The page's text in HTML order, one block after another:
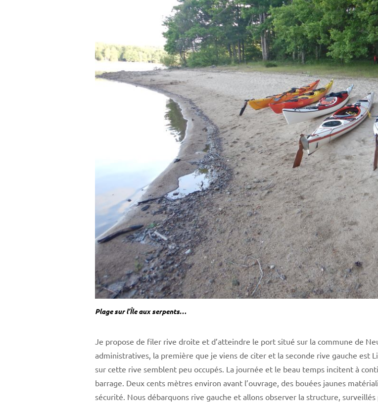
Plage sur l’Île aux serpents…
Je propose de filer rive droite et d’atteindre le port situé sur la commune de
administratives, la première que je viens de citer et la seconde rive gauche est
sur cette rive semblent peu occupés. La journée et le beau temps incitent à
barrage. Deux cents mètres environ avant l’ouvrage, des bouées jaunes
sécurité. Nous débarquons rive gauche et allons observer la structure,